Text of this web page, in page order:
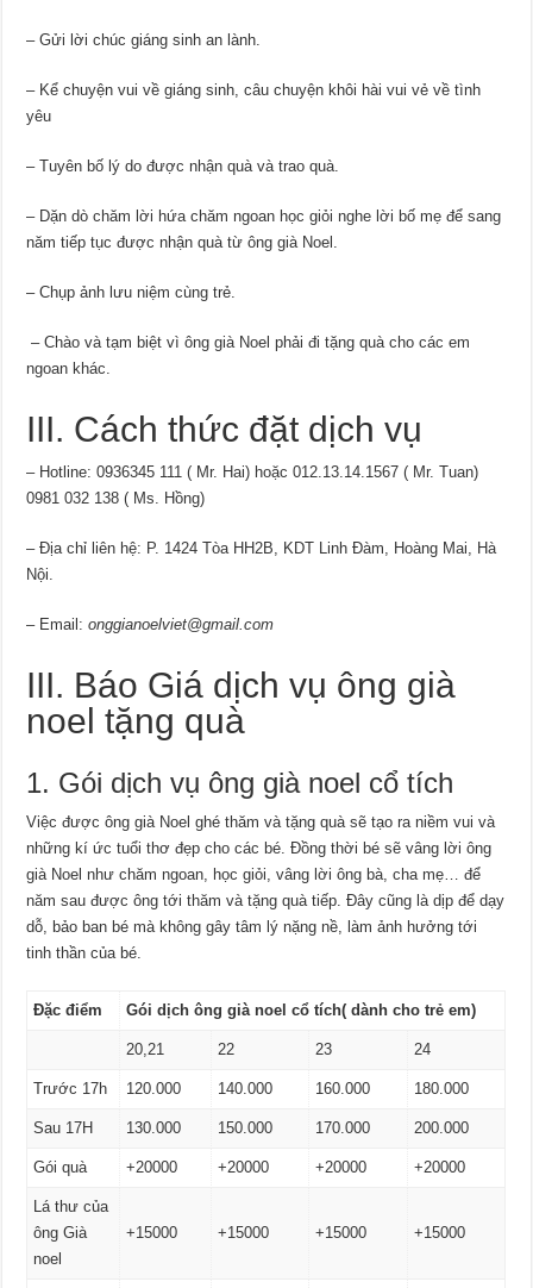
– Gửi lời chúc giáng sinh an lành.
– Kể chuyện vui về giáng sinh, câu chuyện khôi hài vui vẻ về tình
yêu
– Tuyên bố lý do được nhận quà và trao quà.
– Dặn dò chăm lời hứa chăm ngoan học giỏi nghe lời bố mẹ để sang
năm tiếp tục được nhận quà từ ông già Noel.
– Chụp ảnh lưu niệm cùng trẻ.
– Chào và tạm biệt vì ông già Noel phải đi tặng quà cho các em
ngoan khác.
III. Cách thức đặt dịch vụ
– Hotline: 0936345 111 ( Mr. Hai) hoặc 012.13.14.1567 ( Mr. Tuan)
0981 032 138 ( Ms. Hồng)
– Địa chỉ liên hệ: P. 1424 Tòa HH2B, KDT Linh Đàm, Hoàng Mai, Hà
Nội.
– Email:onggianoelviet@gmail.com
III. Báo Giá dịch vụ ông già
noel tặng quà
1. Gói dịch vụ ông già noel cổ tích
Việc được ông già Noel ghé thăm và tặng quà sẽ tạo ra niềm vui và
những kí ức tuổi thơ đẹp cho các bé. Đồng thời bé sẽ vâng lời ông
già Noel như chăm ngoan, học giỏi, vâng lời ông bà, cha mẹ… để
năm sau được ông tới thăm và tặng quà tiếp. Đây cũng là dịp để dạy
dỗ, bảo ban bé mà không gây tâm lý nặng nề, làm ảnh hưởng tới
tinh thần của bé.
Đặc điểm Gói dịch ông già noel cổ tích( dành cho trẻ em)
20,21 22 23 24
Trước 17h 120.000 140.000 160.000 180.000
Sau 17H 130.000 150.000 170.000 200.000
Gói quà +20000 +20000 +20000 +20000
Lá thư của
ông Già
noel
+15000 +15000 +15000 +15000